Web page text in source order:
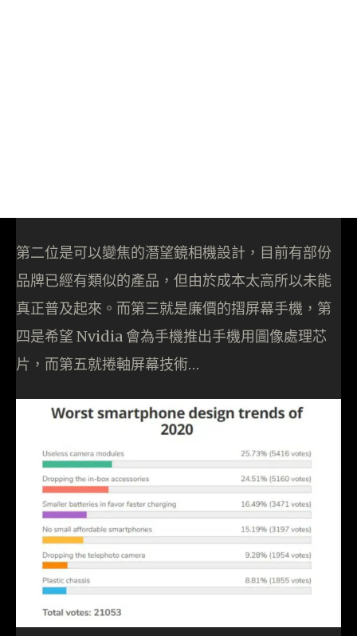
第二位是可以變焦的潛望鏡相機設計，目前有部份
品牌已經有類似的產品，但由於成本太高所以未能
真正普及起來。而第三就是廉價的摺屏幕手機，第
四是希望 Nvidia 會為手機推出手機用圖像處理芯
片，而第五就捲軸屏幕技術…